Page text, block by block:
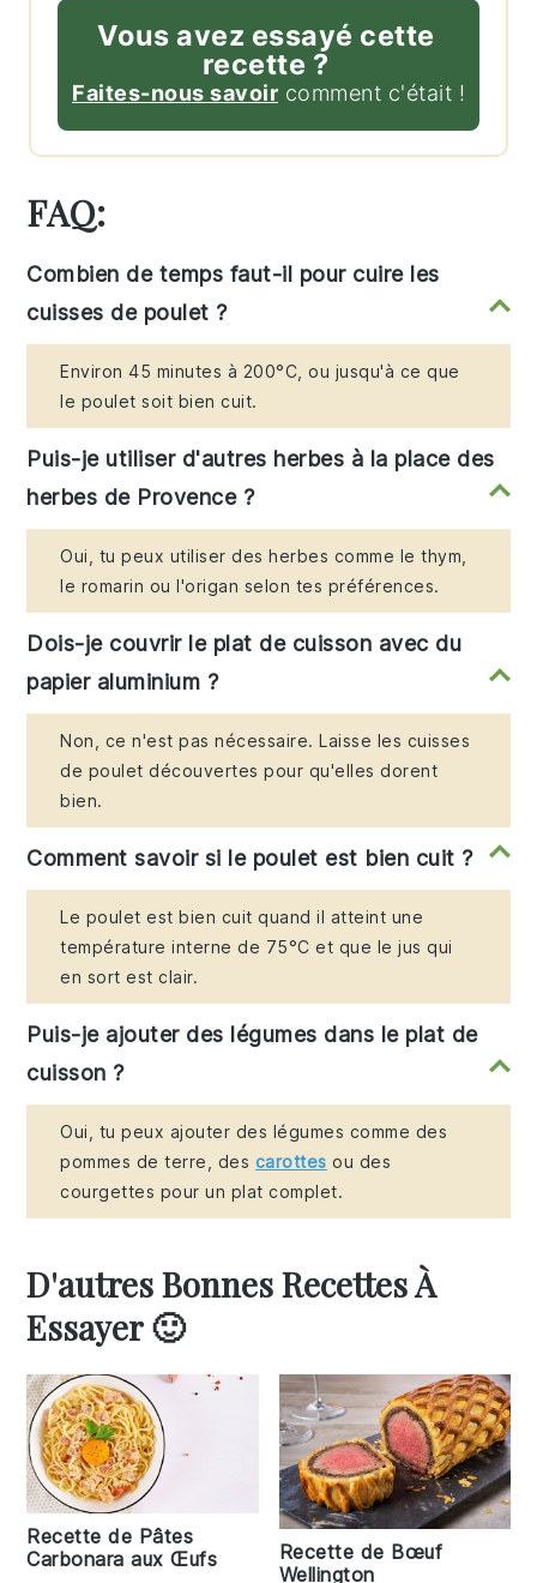
Vous avez essayé cette
recette ?
Faites-nous savoir comment c'était !
FAQ:
Combien de temps faut-il pour cuire les
cuisses de poulet ?
Environ 45 minutes à 200°C, ou jusqu'à ce que
le poulet soit bien cuit.
Puis-je utiliser d'autres herbes à la place des
herbes de Provence ?
Oui, tu peux utiliser des herbes comme le thym,
le romarin ou l'origan selon tes préférences.
Dois-je couvrir le plat de cuisson avec du
papier aluminium ?
Non, ce n'est pas nécessaire. Laisse les cuisses
de poulet découvertes pour qu'elles dorent
bien.
Comment savoir si le poulet est bien cuit ?
Le poulet est bien cuit quand il atteint une
température interne de 75°C et que le jus qui
en sort est clair.
Puis-je ajouter des légumes dans le plat de
cuisson ?
Oui, tu peux ajouter des légumes comme des
pommes de terre, des carottes ou des
courgettes pour un plat complet.
D'autres Bonnes Recettes À
Essayer 🙂
Recette de Pâtes
Carbonara aux Œufs
Recette de Bœuf
Wellington